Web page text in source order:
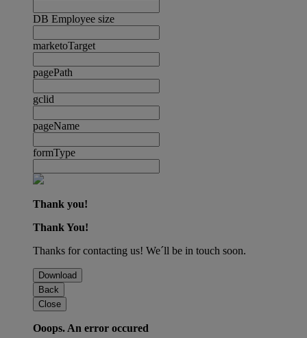
DB Employee size
marketoTarget
pagePath
gclid
pageName
formType
Thank you!
Thank You!
Thanks for contacting us! We´ll be in touch soon.
Download
Back
Close
Ooops. An error occured